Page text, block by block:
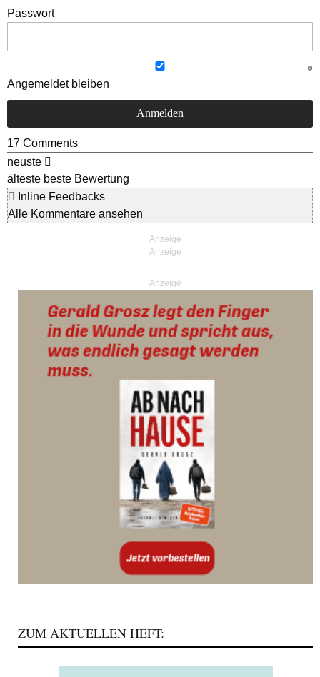
Passwort
Angemeldet bleiben
17 Comments
neuste
älteste beste Bewertung
Inline Feedbacks
Alle Kommentare ansehen
Anzeige
ZUM AKTUELLEN HEFT: